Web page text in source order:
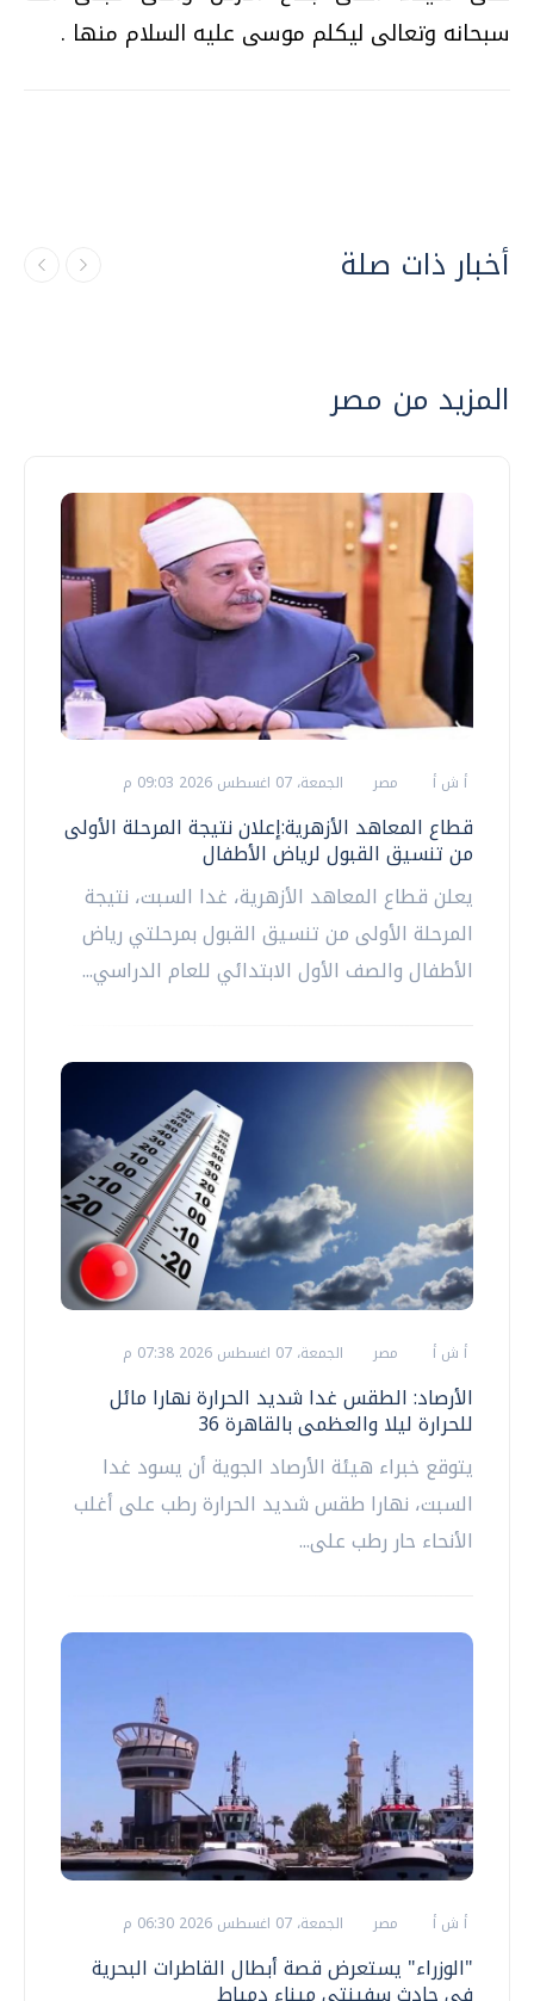
سبحانه وتعالى ليكلم موسى عليه السلام منها .
أخبار ذات صلة
المزيد من مصر
أ ش أ مصر الجمعة، 07 اغسطس 2026 09:03 م
قطاع المعاهد الأزهرية:إعلان نتيجة المرحلة الأولى
من تنسيق القبول لرياض الأطفال
يعلن قطاع المعاهد الأزهرية، غدا السبت، نتيجة
المرحلة الأولى من تنسيق القبول بمرحلتي رياض
الأطفال والصف الأول الابتدائي للعام الدراسي...
أ ش أ مصر الجمعة، 07 اغسطس 2026 07:38 م
الأرصاد: الطقس غدا شديد الحرارة نهارا مائل
للحرارة ليلا والعظمى بالقاهرة 36
يتوقع خبراء هيئة الأرصاد الجوية أن يسود غدا
السبت، نهارا طقس شديد الحرارة رطب على أغلب
الأنحاء حار رطب على...
أ ش أ مصر الجمعة، 07 اغسطس 2026 06:30 م
"الوزراء" يستعرض قصة أبطال القاطرات البحرية